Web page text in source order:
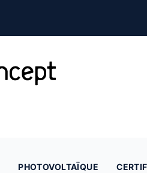
PHOTOVOLTAÏQUE